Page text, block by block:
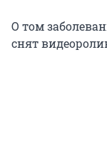
О том
снят